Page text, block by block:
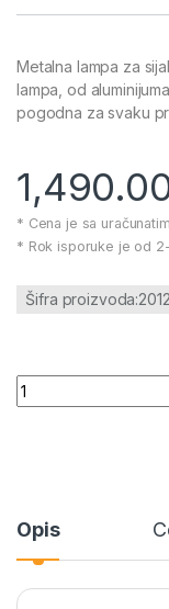
Metalna lampa za
lampa, od
pogodna za svaku
* Cena je sa
* Rok isporuke je od
Šifra
Metalna lampa za
Opis